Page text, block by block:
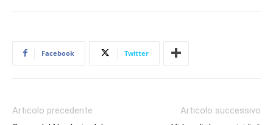
Facebook Twitter
Articolo precedente
Articolo successivo